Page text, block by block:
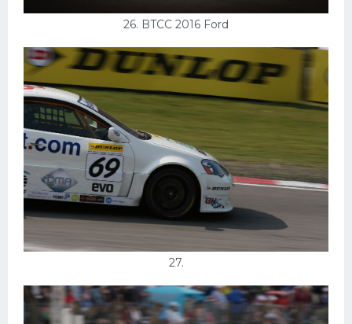
26. BTCC 2016 Ford
27.